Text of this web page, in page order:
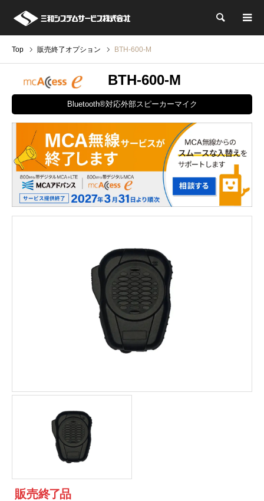
検索
Top 販売終了オプション BTH-600-M
BTH-600-M
Bluetooth®対応外部スピーカーマイク
販売終了品